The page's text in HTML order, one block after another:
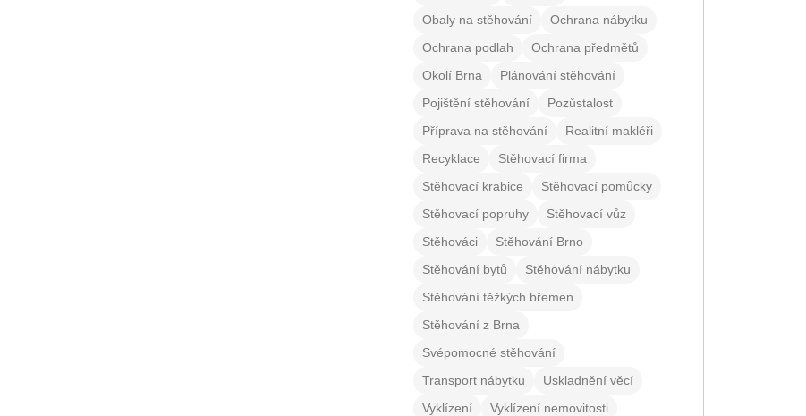
Obaly na stěhování
Ochrana nábytku
Ochrana podlah
Ochrana předmětů
Okolí Brna
Plánování stěhování
Pojištění stěhování
Pozůstalost
Příprava na stěhování
Realitní makléři
Recyklace
Stěhovací firma
Stěhovací krabice
Stěhovací pomůcky
Stěhovací popruhy
Stěhovací vůz
Stěhováci
Stěhování Brno
Stěhování bytů
Stěhování nábytku
Stěhování těžkých břemen
Stěhování z Brna
Svépomocné stěhování
Transport nábytku
Uskladnění věcí
Vyklízení
Vyklízení nemovitosti